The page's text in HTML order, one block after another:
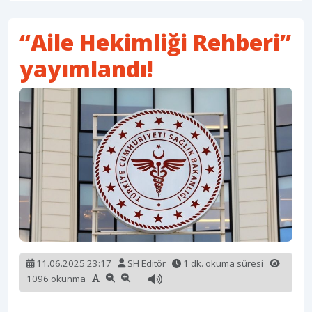
“Aile Hekimliği Rehberi”
yayımlandı!
11.06.2025 23:17 SH Editör
1 dk. okuma süresi
1096 okunma